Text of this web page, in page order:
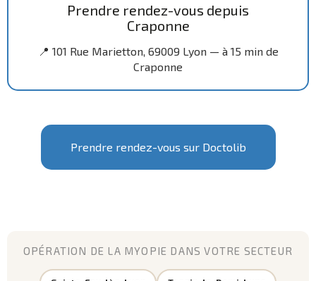
Prendre rendez-vous depuis
Craponne
📍 101 Rue Marietton, 69009 Lyon — à 15 min de
Craponne
Prendre rendez-vous sur Doctolib
OPÉRATION DE LA MYOPIE DANS VOTRE SECTEUR